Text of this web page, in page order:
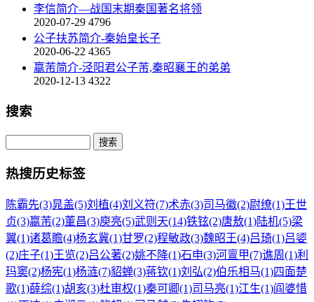
李信简介—战国末期秦国著名将领
2020-07-29 4796
公子扶苏简介-秦始皇长子
2020-06-22 4365
嬴芾简介-泾阳君公子芾,秦昭襄王的弟弟
2020-12-13 4322
搜索
热搜历史标签
陈霸先(3)晁盖(5)刘植(4)刘义符(7)术赤(3)司马徽(2)尉缭(1)王世
贞(3)嬴芾(2)董昌(3)庾亮(5)武则天(14)铁铉(2)唐敖(1)陆机(5)梁
翼(1)诸葛瞻(4)杨玄冀(1)甘罗(2)程敏政(3)魏昭王(4)吕琦(1)吕媭
(2)庄子(1)王览(2)吕公著(2)姚不降(1)石申(3)河亶甲(7)谯周(1)利
玛窦(2)杨宪(1)杨涟(7)貂蝉(3)蒋钦(1)刘弘(2)伯乐相马(1)四面楚
歌(1)薛综(1)胡亥(3)杜审权(1)秦可卿(1)司马亮(1)江生(1)阎婆惜